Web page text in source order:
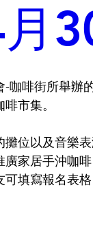
咖啡街所舉辦
市集。
攤位以及音樂
廣家居手沖咖
可填寫報名表